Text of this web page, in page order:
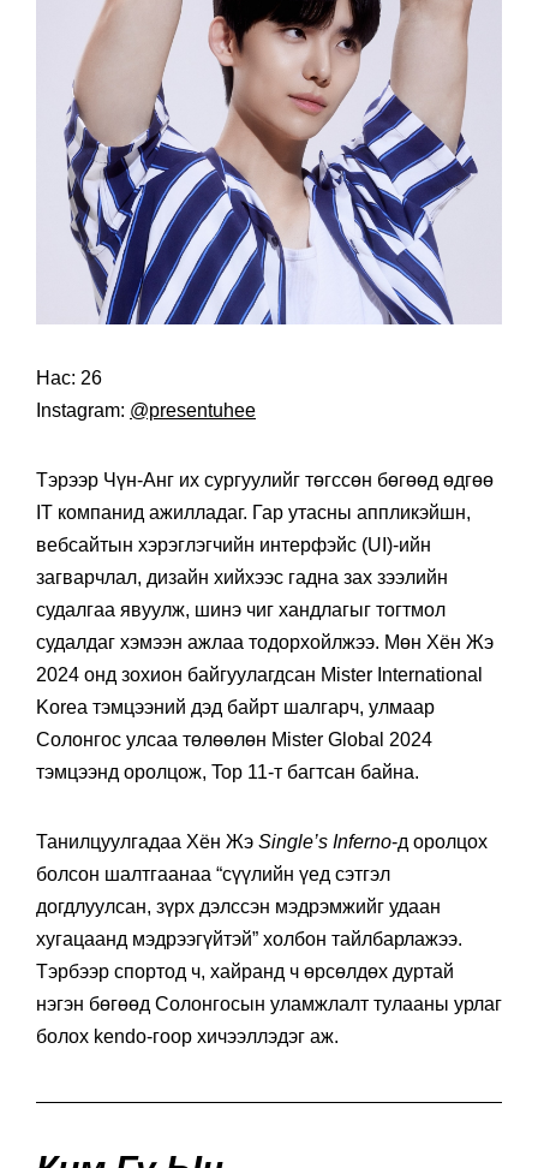
Нас: 26
Instagram: @presentuhee
Тэрээр Чүн-Анг их сургуулийг төгссөн бөгөөд өдгөө
IT компанид ажилладаг. Гар утасны аппликэйшн,
вебсайтын хэрэглэгчийн интерфэйс (UI)-ийн
загварчлал, дизайн хийхээс гадна зах зээлийн
судалгаа явуулж, шинэ чиг хандлагыг тогтмол
судалдаг хэмээн ажлаа тодорхойлжээ. Мөн Хён Жэ
2024 онд зохион байгуулагдсан Mister International
Korea тэмцээний дэд байрт шалгарч, улмаар
Солонгос улсаа төлөөлөн Mister Global 2024
тэмцээнд оролцож, Top 11-т багтсан байна.
Танилцуулгадаа Хён Жэ Single’s Inferno-д оролцох
болсон шалтгаанаа “сүүлийн үед сэтгэл
догдлуулсан, зүрх дэлссэн мэдрэмжийг удаан
хугацаанд мэдрээгүйтэй” холбон тайлбарлажээ.
Тэрбээр спортод ч, хайранд ч өрсөлдөх дуртай
нэгэн бөгөөд Солонгосын уламжлалт тулааны урлаг
болох kendo-гоор хичээллэдэг аж.